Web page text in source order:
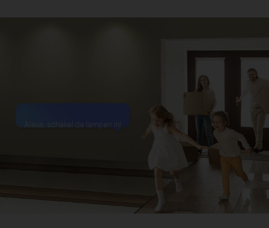
Alexa, schakel de lampen in!